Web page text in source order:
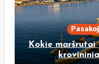
Kokie maršrutai